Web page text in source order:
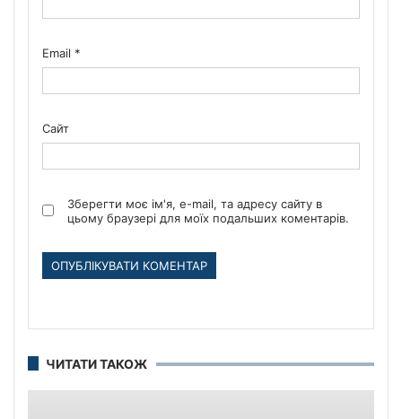
Email *
Сайт
Зберегти моє ім'я, e-mail, та адресу сайту в
цьому браузері для моїх подальших коментарів.
ЧИТАТИ ТАКОЖ